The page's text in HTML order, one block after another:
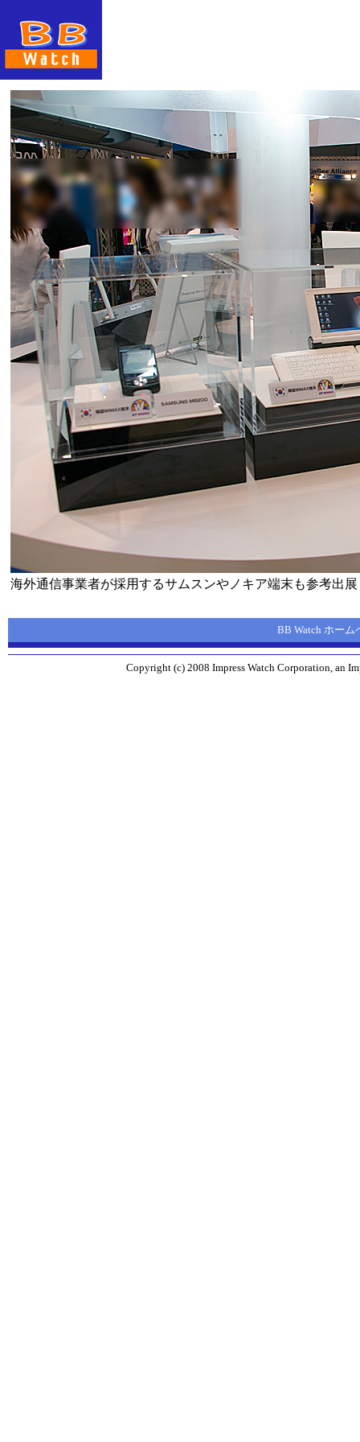
海外通信事業者が採用するサムスンやノキア端末も参考出展
BB Watch ホーム
Copyright (c) 2008 Impress Watch Corporation, an